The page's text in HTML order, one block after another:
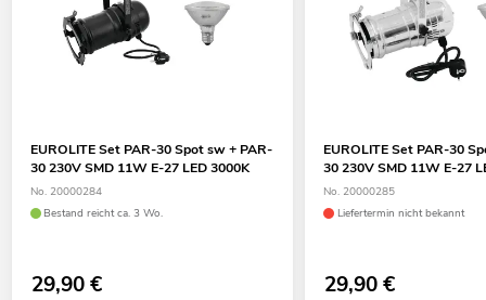
EUROLITE Set PAR-30 Spot sw + PAR-
30 230V SMD 11W E-27 LED 3000K
No. 20000284
Bestand reicht ca. 3 Wo.
29,90€
EUROLITE Set PAR-30
30 230V SMD 11W E-27
No. 20000285
Liefertermin nicht bekannt
29,90€